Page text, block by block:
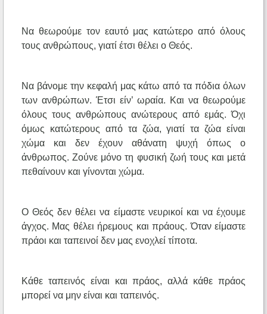
Να θεωρούμε τον εαυτό μας κατώτερο από όλους
τους ανθρώπους, γιατί έτσι θέλει ο Θεός.
Να βάνομε την κεφαλή μας κάτω από τα πόδια όλων
των ανθρώπων. Έτσι είν’ ωραία. Και να θεωρούμε
όλους τους ανθρώπους ανώτερους από εμάς. Όχι
όμως κατώτερους από τα ζώα, γιατί τα ζώα είναι
χώμα και δεν έχουν αθάνατη ψυχή όπως ο
άνθρωπος. Ζούνε μόνο τη φυσική ζωή τους και μετά
πεθαίνουν και γίνονται χώμα.
Ο Θεός δεν θέλει να είμαστε νευρικοί και να έχουμε
άγχος. Μας θέλει ήρεμους και πράους. Όταν είμαστε
πράοι και ταπεινοί δεν μας ενοχλεί τίποτα.
Κάθε ταπεινός είναι και πράος, αλλά κάθε πράος
μπορεί να μην είναι και ταπεινός.